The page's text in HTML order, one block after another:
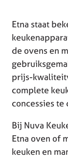
Etna staat
de ovens en
prijs-
complete
concessies
Bij Nuva
Etna oven of
keuken en